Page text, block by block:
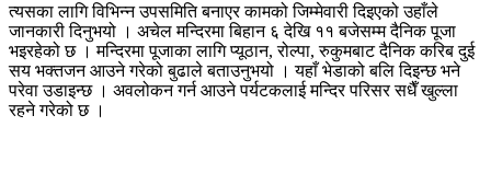
त्यसका लागि विभिन्न उपसमिति बनाएर कामको जिम्मेवारी दिइएको उहाँले
जानकारी दिनुभयो । अचेल मन्दिरमा बिहान ६ देखि ११ बजेसम्म दैनिक पूजा
भइरहेको छ । मन्दिरमा पूजाका लागि प्यूठान, रोल्पा, रुकुमबाट दैनिक करिब दुई
सय भक्तजन आउने गरेको बुढाले बताउनुभयो । यहाँ भेडाको बलि दिइन्छ भने
परेवा उडाइन्छ । अवलोकन गर्न आउने पर्यटकलाई मन्दिर परिसर सधैँ खुल्ला
रहने गरेको छ ।